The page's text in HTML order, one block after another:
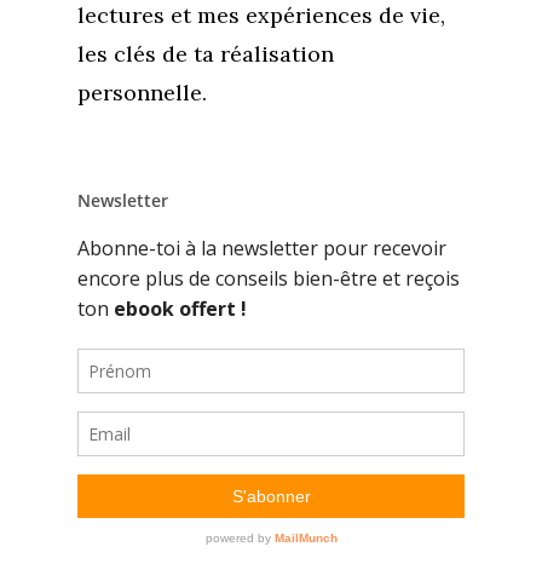
lectures et mes expériences de vie,
les clés de ta réalisation
personnelle.
Newsletter